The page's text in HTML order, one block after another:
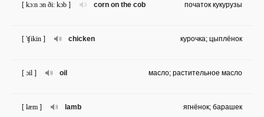
corn on the cob
[ kɔ:n ɔn ði: kɔb ] початок кукурузы
chicken
[ 'ʧikin ] курочка; цыплёнок
oil
[ ɔil ] масло; растительное масло
lamb
[ læm ] ягнёнок; барашек